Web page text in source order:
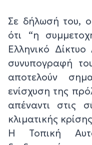
Σε δήλωσή του,
ότι “η
Ελληνικό
συνυπογραφή
αποτελούν
ενίσχυση της
απέναντι στις
κλιματικής
Η Τοπική